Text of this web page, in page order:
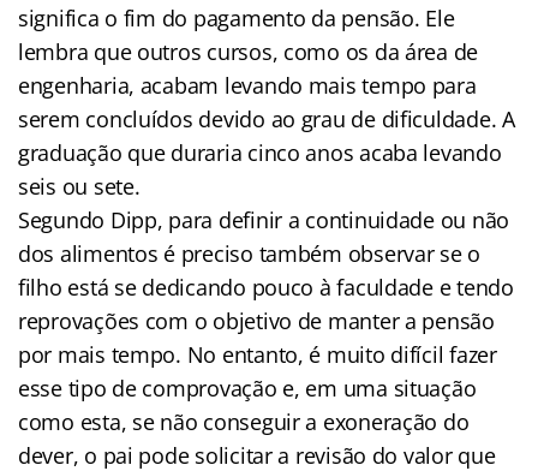
significa o fim do pagamento da pensão. Ele
lembra que outros cursos, como os da área de
engenharia, acabam levando mais tempo para
serem concluídos devido ao grau de dificuldade. A
graduação que duraria cinco anos acaba levando
seis ou sete.
Segundo Dipp, para definir a continuidade ou não
dos alimentos é preciso também observar se o
filho está se dedicando pouco à faculdade e tendo
reprovações com o objetivo de manter a pensão
por mais tempo. No entanto, é muito difícil fazer
esse tipo de comprovação e, em uma situação
como esta, se não conseguir a exoneração do
dever, o pai pode solicitar a revisão do valor que